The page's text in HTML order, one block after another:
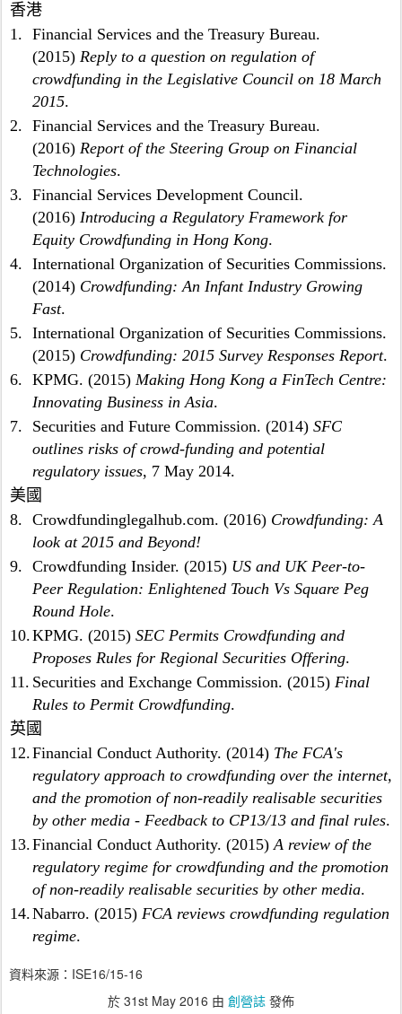
0
0
0
鎊
(
億
6
,
0
0
港
元
未
還
借
總
的
%
；
及
超
逾
億
英
鎊
(
億
0
香港
1. Financial Services and the Treasury Bureau.
(2015) Reply to a question on regulation of
crowdfunding in the Legislative Council on 18 March
2015.
2. Financial Services and the Treasury Bureau.
(2016) Report of the Steering Group on Financial
Technologies.
3. Financial Services Development Council.
(2016) Introducing a Regulatory Framework for
Equity Crowdfunding in Hong Kong.
4. International Organization of Securities Commissions.
(2014) Crowdfunding: An Infant Industry Growing
Fast.
5. International Organization of Securities Commissions.
(2015) Crowdfunding: 2015 Survey Responses Report.
6. KPMG. (2015) Making Hong Kong a FinTech Centre:
Innovating Business in Asia.
7.
Securities and Future Commission. (2014) SFC
outlines risks of crowd-funding and potential
regulatory issues, 7 May 2014.
美國
8. Crowdfundinglegalhub.com. (2016) Crowdfunding: A
look at 2015 and Beyond!
9. Crowdfunding Insider. (2015) US and UK Peer-to-
Peer Regulation: Enlightened Touch Vs Square Peg
Round Hole.
10.KPMG. (2015) SEC Permits Crowdfunding and
Proposes Rules for Regional Securities Offering.
11. Securities and Exchange Commission. (2015) Final
Rules to Permit Crowdfunding.
英國
12.Financial Conduct Authority. (2014) The FCA's
regulatory approach to crowdfunding over the internet,
and the promotion of non-readily realisable securities
by other media - Feedback to CP13/13 and final rules.
13.Financial Conduct Authority. (2015)A review of the
regulatory regime for crowdfunding and the promotion
of non-readily realisable securities by other media.
14.Nabarro. (2015) FCA reviews crowdfunding regulation
regime.
資料來源：ISE16/15-16
於 31st May 2016 由 創營誌 發佈